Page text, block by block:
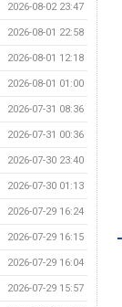
2026-08-02 23:47
2026-08-01 22:58
2026-08-01 12:18
2026-08-01 01:00
2026-07-31 08:36
2026-07-31 00:36
2026-07-30 23:40
2026-07-30 01:13
2026-07-29 16:24
2026-07-29 16:15
2026-07-29 16:04
2026-07-29 15:57